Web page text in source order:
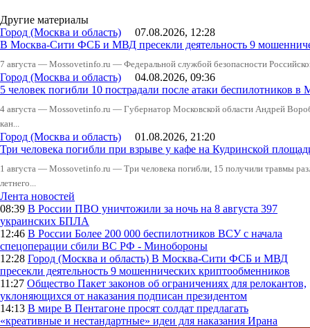
Другие материалы
Город (Москва и область) 07.08.2026, 12:28
В Москва-Сити ФСБ и МВД пресекли деятельность 9
7 августа — Mossovetinfo.ru — Федеральной службой безопасности
Город (Москва и область) 04.08.2026, 09:36
5 человек погибли 10 пострадали после атаки беспилотников в
4 августа — Mossovetinfo.ru — Губернатор Московской области Андрей
кан...
Город (Москва и область) 01.08.2026, 21:20
Три человека погибли при взрыве у кафе на Кудринской
1 августа — Mossovetinfo.ru — Три человека погибли, 15 получили травмы
летнего...
Лента новостей
08:39 В России ПВО уничтожили за ночь на 8 августа 397
украинских БПЛА
12:46 В России Более 200 000 беспилотников ВСУ с начала
спецоперации сбили ВС РФ - Минобороны
12:28 Город (Москва и область) В Москва-Сити ФСБ и МВД
пресекли деятельность 9 мошеннических криптообменников
11:27 Общество Пакет законов об ограничениях для релокантов,
уклоняющихся от наказания подписан президентом
14:13 В мире В Пентагоне просят солдат предлагать
«креативные и нестандартные» идеи для наказания Ирана